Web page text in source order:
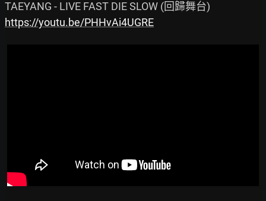
https://youtu.be/PHHvAi4UGRE